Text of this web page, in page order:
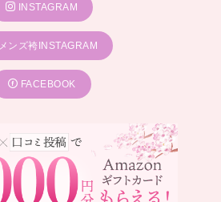
INSTAGRAM
メンズ袴INSTAGRAM
FACEBOOK